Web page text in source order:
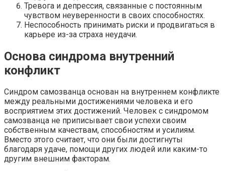
Тревога и депрессия, связанные с постоянным
чувством неуверенности в своих способностях.
Неспособность принимать риски и продвигаться в
карьере из-за страха неудачи.
Основа синдрома внутренний
конфликт
Синдром самозванца основан на внутреннем конфликте
между реальными достижениями человека и его
восприятием этих достижений. Человек с синдромом
самозванца не приписывает свои успехи своим
собственным качествам, способностям и усилиям.
Вместо этого считает, что они были достигнуты
благодаря удаче, помощи других людей или каким-то
другим внешним факторам.